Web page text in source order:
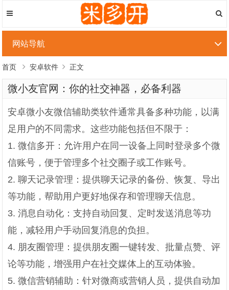
网站导航
首页 安卓软件 正文
微小友官网：你的社交神器，必备利器
安卓微小友微信辅助类软件通常具备多种功能，以满
足用户的不同需求。这些功能包括但不限于：
1. 微信多开：允许用户在同一设备上同时登录多个微
信账号，便于管理多个社交圈子或工作账号。
2. 聊天记录管理：提供聊天记录的备份、恢复、导出
等功能，帮助用户更好地保存和管理聊天信息。
3. 消息自动化：支持自动回复、定时发送消息等功
能，减轻用户手动回复消息的负担。
4. 朋友圈管理：提供朋友圈一键转发、批量点赞、评
论等功能，增强用户在社交媒体上的互动体验。
5. 微信营销辅助：针对微商或营销人员，提供自动加